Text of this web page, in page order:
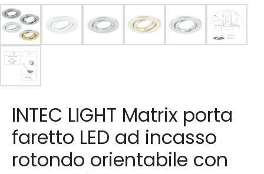
INTEC LIGHT Matrix porta
faretto LED ad incasso
rotondo orientabile con